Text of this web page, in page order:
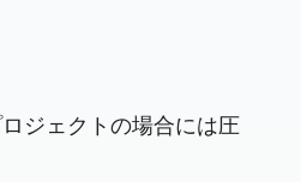
ジェクトの場合には圧